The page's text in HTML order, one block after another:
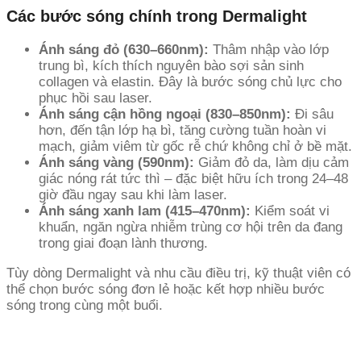
Các bước sóng chính trong Dermalight
Ánh sáng đỏ (630–660nm): Thâm nhập vào lớp
trung bì, kích thích nguyên bào sợi sản sinh
collagen và elastin. Đây là bước sóng chủ lực cho
phục hồi sau laser.
Ánh sáng cận hồng ngoại (830–850nm): Đi sâu
hơn, đến tận lớp hạ bì, tăng cường tuần hoàn vi
mạch, giảm viêm từ gốc rễ chứ không chỉ ở bề mặt.
Ánh sáng vàng (590nm): Giảm đỏ da, làm dịu cảm
giác nóng rát tức thì – đặc biệt hữu ích trong 24–48
giờ đầu ngay sau khi làm laser.
Ánh sáng xanh lam (415–470nm): Kiểm soát vi
khuẩn, ngăn ngừa nhiễm trùng cơ hội trên da đang
trong giai đoạn lành thương.
Tùy dòng Dermalight và nhu cầu điều trị, kỹ thuật viên có
thể chọn bước sóng đơn lẻ hoặc kết hợp nhiều bước
sóng trong cùng một buổi.